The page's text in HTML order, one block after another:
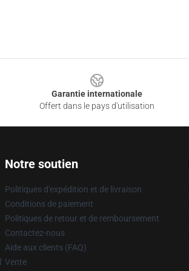
Garantie internationale
Offert dans le pays d'utilisation
Notre soutien
Politiques d'expédition et de livraison
Conditions de paiement
Politiques de retour et de remboursement
Contactez-nous
Aide aux clients (FAQ)
Vente